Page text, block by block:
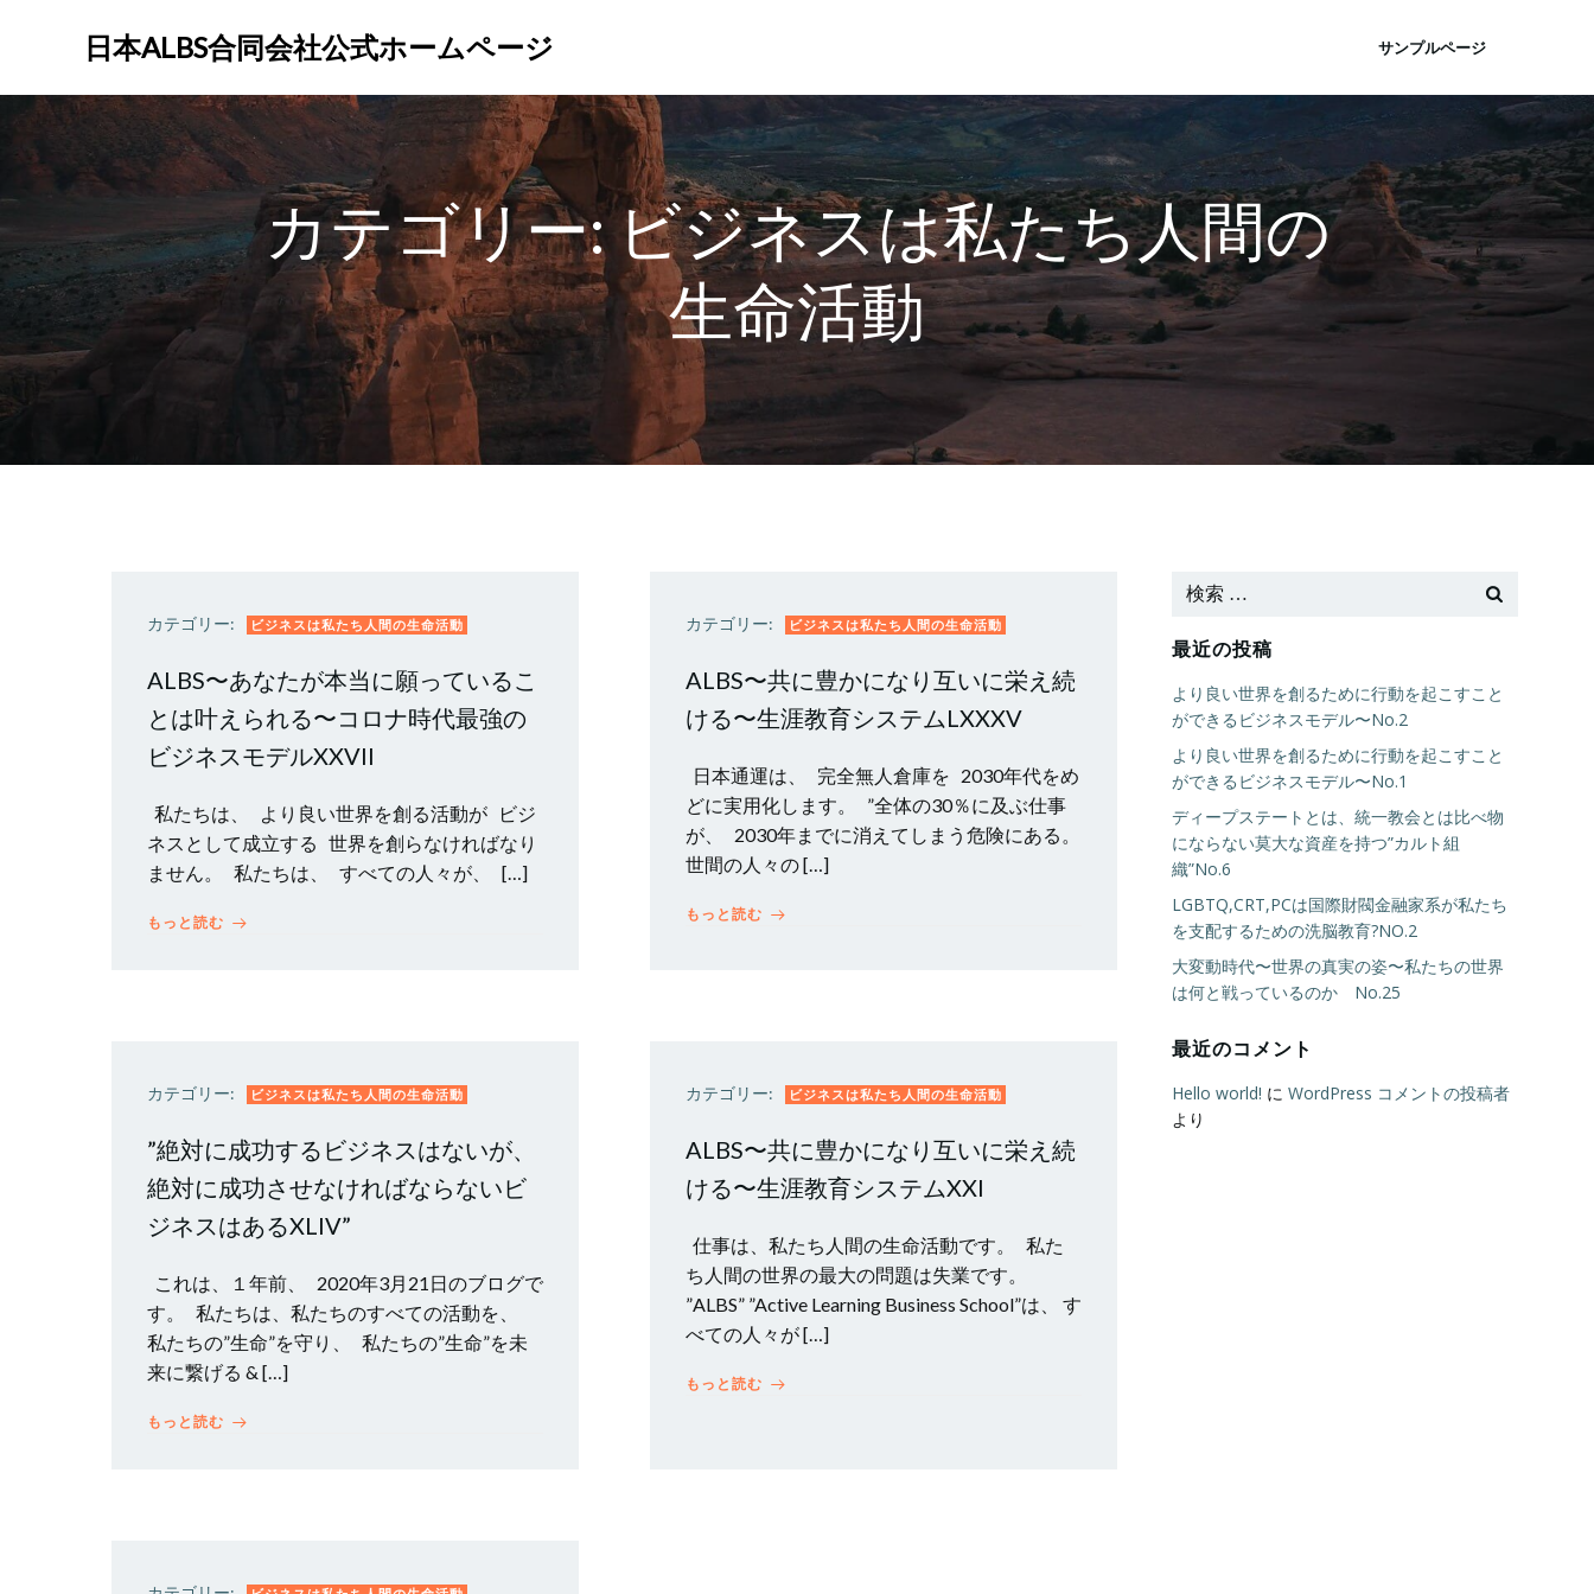
ン
プ
日本ALBS合同会社公式ホームページ サンプルページ
カテゴリー:ビジネスは私たち人間の
生命活動
カテゴリー: ビジネスは私たち人間の生命活動
ALBS〜あなたが本当に願っているこ
とは叶えられる〜コロナ時代最強の
ビジネスモデルXXVII
私たちは、 より良い世界を創る活動が ビジ
ネスとして成立する 世界を創らなければなり
ません。 私たちは、 すべての人々が、 […]
もっと読む
カテゴリー: ビジネスは私たち人間の生命活動
ALBS〜共に豊かになり互いに栄え続
ける〜生涯教育システムLXXXV
日本通運は、 完全無人倉庫を 2030年代をめ
どに実用化します。 ”全体の30％に及ぶ仕事
が、 2030年までに消えてしまう危険にある。
世間の人々の […]
もっと読む
カテゴリー: ビジネスは私たち人間の生命活動
”絶対に成功するビジネスはないが、
絶対に成功させなければならないビ
ジネスはあるXLIV”
これは、１年前、 2020年3月21日のブログで
す。 私たちは、私たちのすべての活動を、
私たちの”生命”を守り、 私たちの”生命”を未
来に繋げる & […]
もっと読む
カテゴリー: ビジネスは私たち人間の生命活動
ALBS〜共に豊かになり互いに栄え続
ける〜生涯教育システムXXI
仕事は、私たち人間の生命活動です。 私た
ち人間の世界の最大の問題は失業です。
”ALBS” ”Active Learning Business School”は、 す
べての人々が […]
もっと読む
最近の投稿
より良い世界を創るために行動を起こすこと
ができるビジネスモデル〜No.2
より良い世界を創るために行動を起こすこと
ができるビジネスモデル〜No.1
ディープステートとは、統一教会とは比べ物
にならない莫大な資産を持つ”カルト組
織”No.6
LGBTQ,CRT,PCは国際財閥金融家系が私たち
を支配するための洗脳教育?NO.2
大変動時代〜世界の真実の姿〜私たちの世界
は何と戦っているのか No.25
最近のコメント
Hello world! に WordPress コメントの投稿者
より